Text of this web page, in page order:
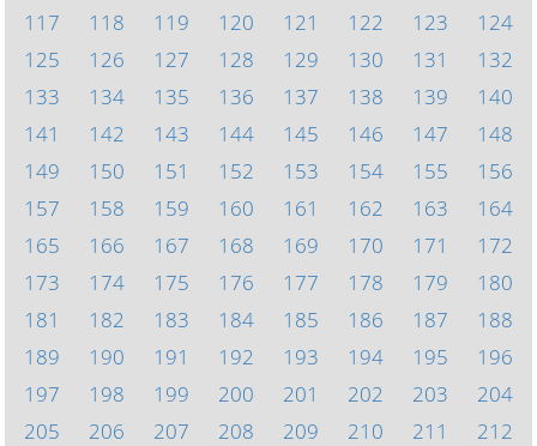
117
118 119 120 121 122 123
124
125
126 127 128 129 130 131
132
133
134 135 136 137 138 139
140
141
142 143 144 145 146 147
148
149
150 151 152 153 154 155
156
157
158 159 160 161 162 163
164
165
166 167 168 169 170 171
172
173
174 175 176 177 178 179
180
181
182 183 184 185 186 187
188
189
190 191 192 193 194 195
196
197
198 199 200 201 202 203
204
205
206 207 208 209 210 211
212